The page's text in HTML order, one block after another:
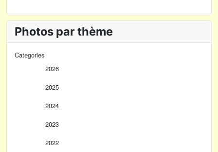
Photos par thème
Categories
2026
2025
2024
2023
2022